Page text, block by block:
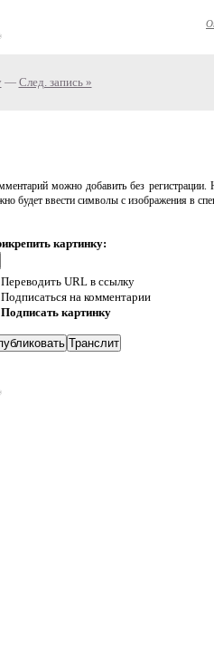
— След. запись »
можно добавить без регистрации.
будет ввести символы с изображения в
картинку:
Переводить URL в ссылку
Подписаться на комментарии
Подписать картинку